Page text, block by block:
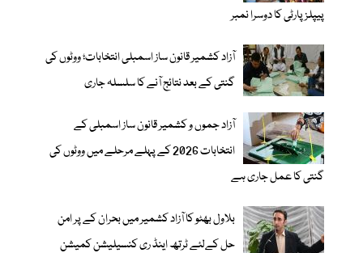
پیپلزپارٹی کا دوسرا نمبر
آزاد کشمیر قانون ساز اسمبلی انتخابات؛ ووٹوں کی
گنتی کے بعد نتائج آنے کا سلسلہ جاری
آزاد جموں و کشمیر قانون ساز اسمبلی کے
انتخابات 2026 کے پہلے مرحلے میں ووٹوں کی
گنتی کا عمل جاری ہے
بلاول بھٹو کا آزاد کشمیر میں بحران کے پر امن
حل کےلئے ٹرتھ اینڈ ری کنسیلیشن کمیشن